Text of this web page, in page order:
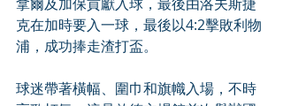
克在加時要入一球，最後以4:2擊敗利物
浦，成功捧走渣打盃。
球迷帶著橫幅、圍巾和旗幟入場，不時